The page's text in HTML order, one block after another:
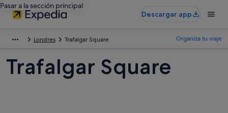
Pasar a la sección principal
Descargar app
Londres Trafalgar Square Organiza tu viaje
Trafalgar Square